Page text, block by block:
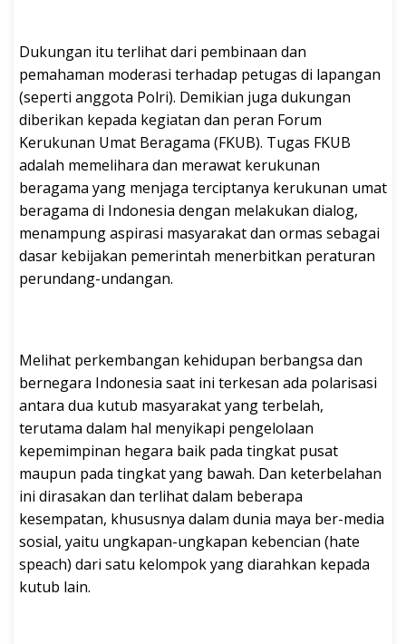
Dukungan itu terlihat dari pembinaan dan
pemahaman moderasi terhadap petugas di lapangan
(seperti anggota Polri). Demikian juga dukungan
diberikan kepada kegiatan dan peran Forum
Kerukunan Umat Beragama (FKUB). Tugas FKUB
adalah memelihara dan merawat kerukunan
beragama yang menjaga terciptanya kerukunan umat
beragama di Indonesia dengan melakukan dialog,
menampung aspirasi masyarakat dan ormas sebagai
dasar kebijakan pemerintah menerbitkan peraturan
perundang-undangan.
Melihat perkembangan kehidupan berbangsa dan
bernegara Indonesia saat ini terkesan ada polarisasi
antara dua kutub masyarakat yang terbelah,
terutama dalam hal menyikapi pengelolaan
kepemimpinan hegara baik pada tingkat pusat
maupun pada tingkat yang bawah. Dan keterbelahan
ini dirasakan dan terlihat dalam beberapa
kesempatan, khususnya dalam dunia maya ber-media
sosial, yaitu ungkapan-ungkapan kebencian (hate
speach) dari satu kelompok yang diarahkan kepada
kutub lain.